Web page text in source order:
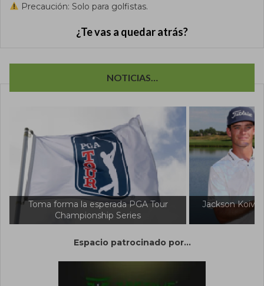
Precaución: Solo para golfistas.
¿Te vas a quedar atrás?
NOTICIAS…
PGA Tour
Jackson Koivun sacude al mundo del
Espacio patrocinado por...